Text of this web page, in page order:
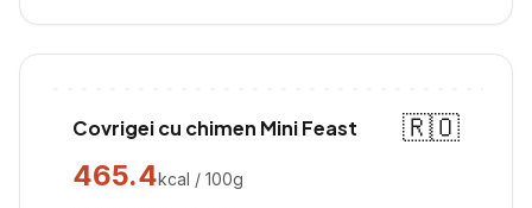
Covrigei cu chimen Mini Feast
🇷🇴
465.4kcal / 100g